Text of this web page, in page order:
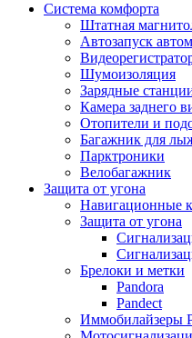
Система комфорта
Штатная
Автозапуск
Шумоизоляция
Зарядные
Камера заднего
Отопители и
Багажник для
Парктроники
Велобагажник
Защита от угона
Навигационные
Защита от угона
Брелоки и метки
Pandora
Pandect
Иммобилайзеры